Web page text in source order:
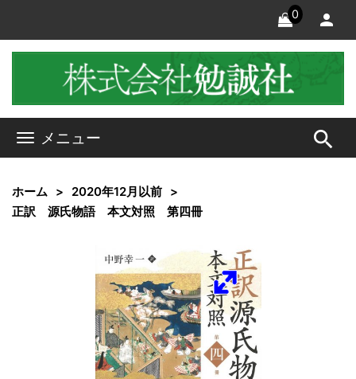
0
メニュー search
ホーム
2020年12月以前
正訳 源氏物語 本文対照 第四冊